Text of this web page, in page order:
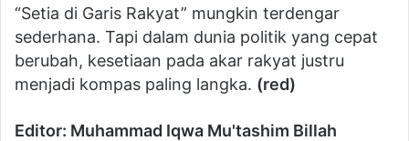
“Setia di Garis Rakyat” mungkin terdengar
sederhana. Tapi dalam dunia politik yang cepat
berubah, kesetiaan pada akar rakyat justru
menjadi kompas paling langka. (red)
Editor: Muhammad Iqwa Mu'tashim Billah